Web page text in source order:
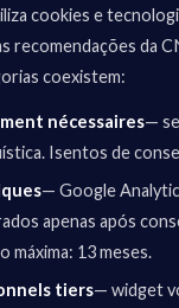
cookies e
recomendações da
coexistem:
nécessaires—
Isentos de
— Google
apenas após
máxima: 13 meses.
tiers— widget